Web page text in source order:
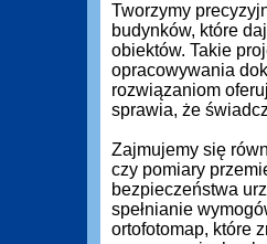
Tworzymy
budynków, które
obiektów. Takie
opracowywania
rozwiązaniom
sprawia, że
Zajmujemy się
czy pomiary
bezpieczeństwa
spełnianie
ortofotomap, które